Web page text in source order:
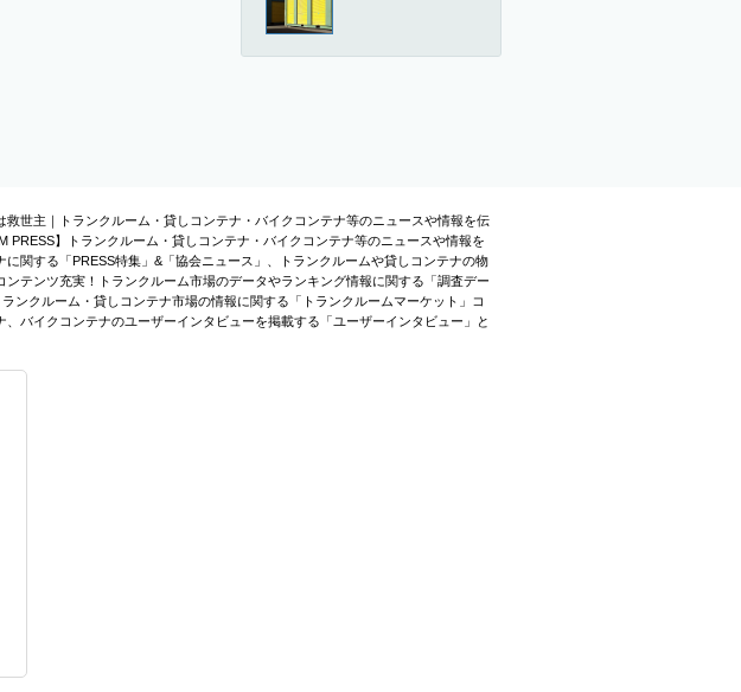
世主｜トランクルーム・貸しコンテナ・バイクコンテナ等のニュースや情報を伝
PRESS】トランクルーム・貸しコンテナ・バイクコンテナ等のニュースや情報を
関する「PRESS特集」&「協会ニュース」、トランクルームや貸しコンテナの物
テンツ充実！トランクルーム市場のデータやランキング情報に関する「調査デー
ンクルーム・貸しコンテナ市場の情報に関する「トランクルームマーケット」コ
バイクコンテナのユーザーインタビューを掲載する「ユーザーインタビュー」と